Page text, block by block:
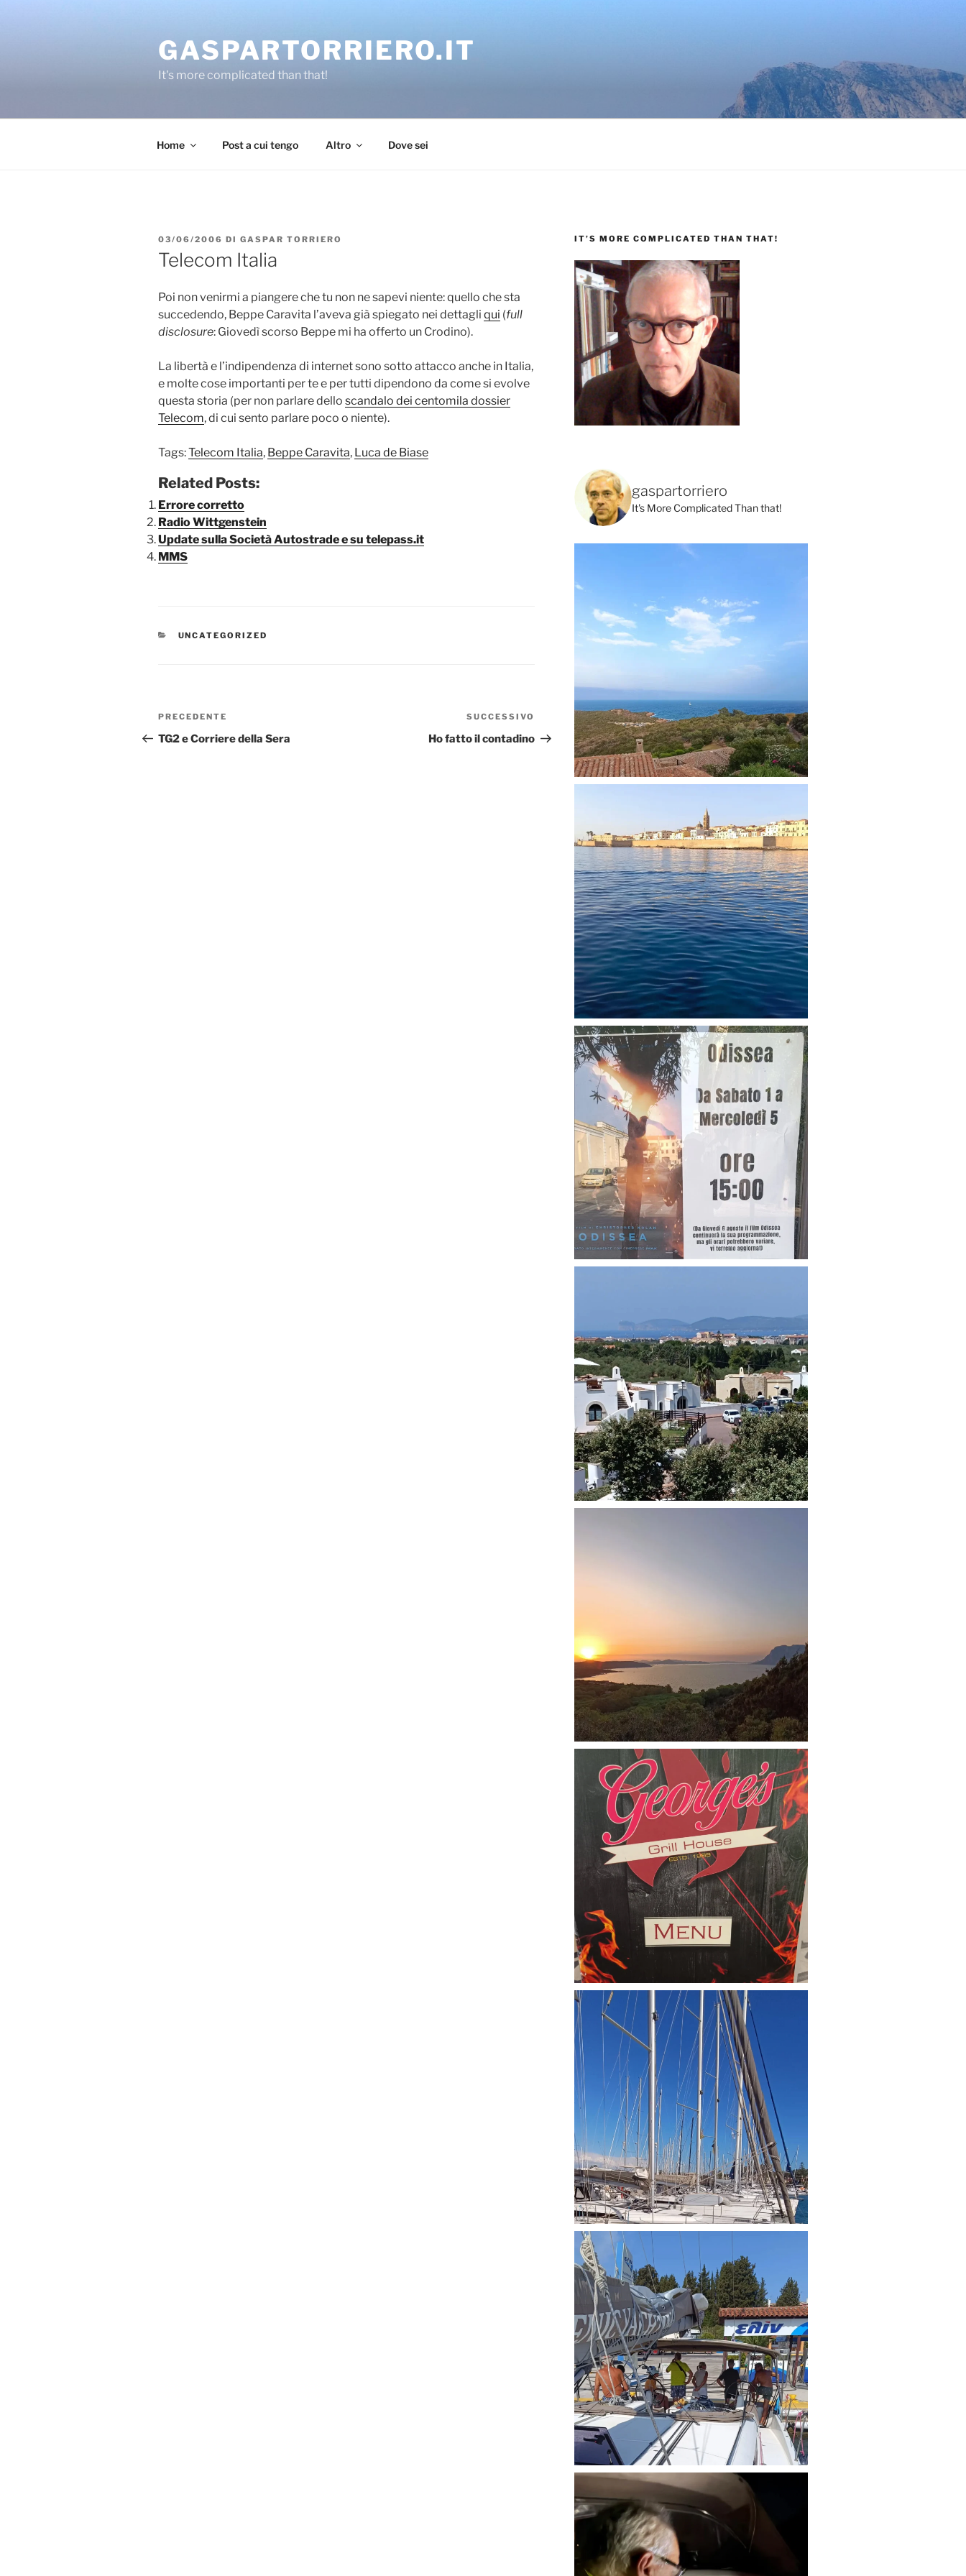
GASPARTORRIERO.IT
It's more complicated than that!
Home Post a cui tengo Altro Dove sei
PUBBLICATO
IL
03/06/2006 DI GASPAR TORRIERO
Telecom Italia
Poi non venirmi a piangere che tu non ne sapevi niente: quello che sta
succedendo, Beppe Caravita l’aveva già spiegato nei dettagli qui (full
disclosure: Giovedì scorso Beppe mi ha offerto un Crodino).
La libertà e l’indipendenza di internet sono sotto attacco anche in Italia,
e molte cose importanti per te e per tutti dipendono da come si evolve
questa storia (per non parlare dello scandalo dei centomila dossier
Telecom, di cui sento parlare poco o niente).
Tags:Telecom Italia, Beppe Caravita, Luca de Biase
Related Posts:
Errore corretto
Radio Wittgenstein
Update sulla Società Autostrade e su telepass.it
MMS
CATEGORIE
UNCATEGORIZED
Navigazione
articoli
Articolo
precedente:
PRECEDENTE
TG2 e Corriere della Sera
Articolo
successivo
SUCCESSIVO
Ho fatto il contadino
IT’S MORE COMPLICATED THAN THAT!
gaspartorriero
It's More Complicated Than that!